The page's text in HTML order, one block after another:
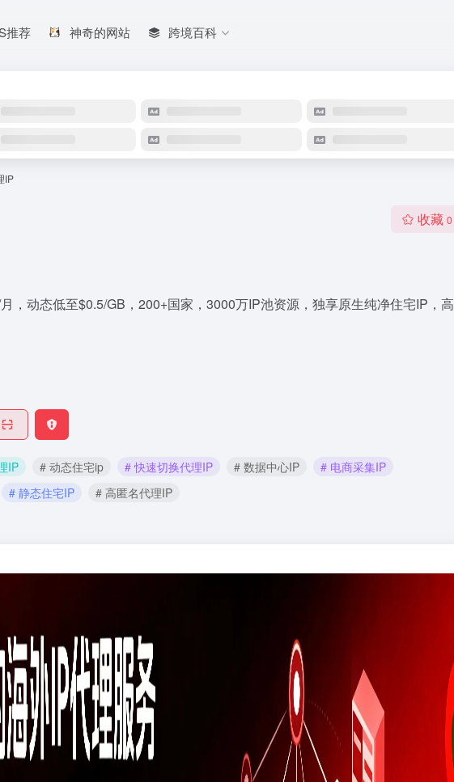
推荐 神奇的网站 跨境百科
IP
收藏 0
，动态低至$0.5/GB，200+国家，3000万IP池资源，独享原生纯净住宅IP，高
IP # 动态住宅ip # 快速切换代理IP # 数据中心IP
# 电商采集IP
# 静态住宅IP # 高匿名代理IP